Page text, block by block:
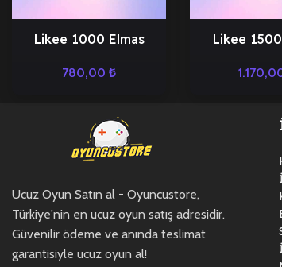
Likee 1000 Elmas
780,00 ₺
Likee
Ucuz Oyun Satın al - Oyuncustore,
Türkiye'nin en ucuz oyun satış adresidir.
Güvenilir ödeme ve anında teslimat
garantisiyle ucuz oyun al!